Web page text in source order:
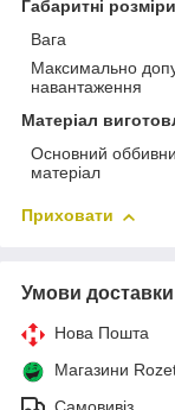
Габаритні розміри
Вага
Максимально
навантаження
Матеріал
Основний
матеріал
Приховати
Умови доставки
Нова Пошта
Магазини